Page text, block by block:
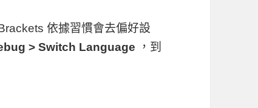
依據習慣會去偏好設
> Switch Language ，到